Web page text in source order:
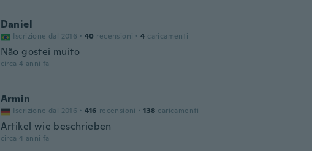
Daniel
Iscrizione dal 2016 · 40 recensioni · 4 caricamenti
Não gostei muito
circa 4 anni fa
Armin
Iscrizione dal 2016 · 416 recensioni · 138 caricamenti
Artikel wie beschrieben
circa 4 anni fa